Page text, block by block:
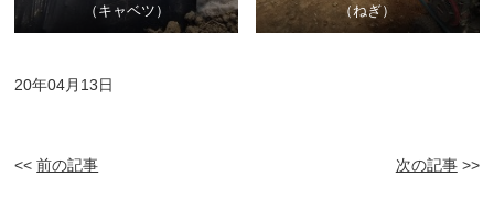
（キャベツ） （ねぎ）
20年04月13日
<<前の記事 次の記事>>